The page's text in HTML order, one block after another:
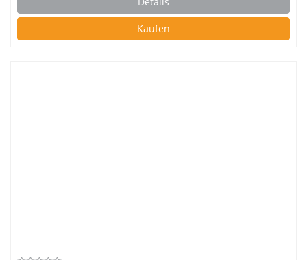
Kaufen